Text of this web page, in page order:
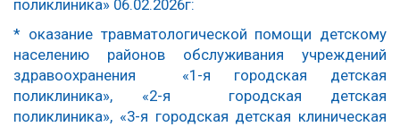
поликлиника» 06.02.2026г:
* оказание травматологической помощи детскому
населению районов обслуживания учреждений
здравоохранения «1-я городская детская
поликлиника», «2-я городская детская
поликлиника», «3-я городская детская клиническая